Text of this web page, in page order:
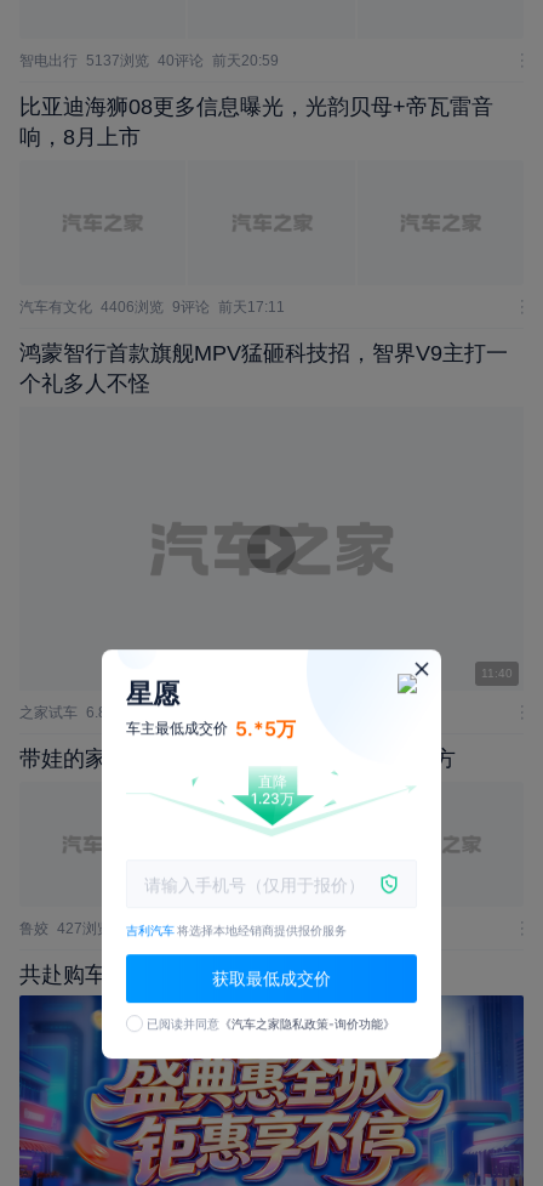
智电出行 5137浏览 40评论 前天20:59
比亚迪海狮08更多信息曝光，光韵贝母+帝瓦雷音
响，8月上市
汽车有文化 4406浏览 9评论 前天17:11
鸿蒙智行⾸款旗舰MPV猛砸科技招，智界V9主打一
个礼多人不怪
11:40
之家试车 6.8万播放
带娃的家庭看这台车，我重点看了这几个地方
鲁姣 427浏览 5评论
共赴购车盛典，甄选好车，立享多重福利
星愿
车主最低成交价 5.*5万
直降
1.23万
吉利汽车将选择本地经销商提供报价服务
获取最低成交价
已阅读并同意 《汽车之家隐私政策-询价功能》